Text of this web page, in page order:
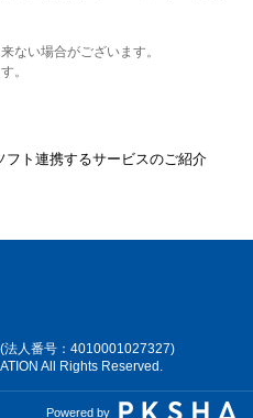
ない場合がございます。
。
ト連携するサービスのご紹介
法人番号：4010001027327)
All Rights Reserved.
Powered by